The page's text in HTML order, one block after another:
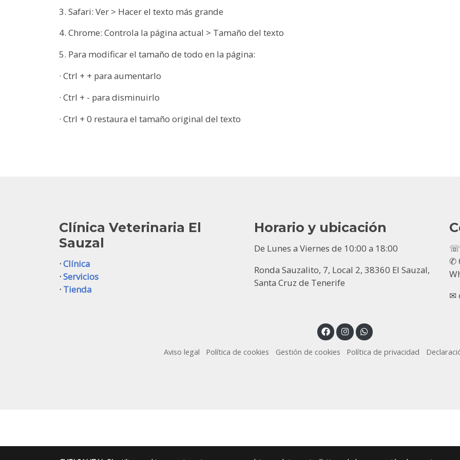
3. Safari: Ver > Hacer el texto más grande
4. Chrome: Controla la página actual > Tamaño del texto
5. Para modificar el tamaño de todo en la página:
· Ctrl + + para aumentarlo
· Ctrl + - para disminuirlo
· Ctrl + 0 restaura el tamaño original del texto
Clínica Veterinaria El
Sauzal
·Clínica
·Servicios
· Tienda
Horario y ubicación
De Lunes a Viernes de 10:00 a 18:00
Ronda Sauzalito, 7, Local 2, 38360 El Sauzal,
Santa Cruz de Tenerife
☏
✆
✉
Aviso legal Política de cookies Gestión de cookies Política de privacidad